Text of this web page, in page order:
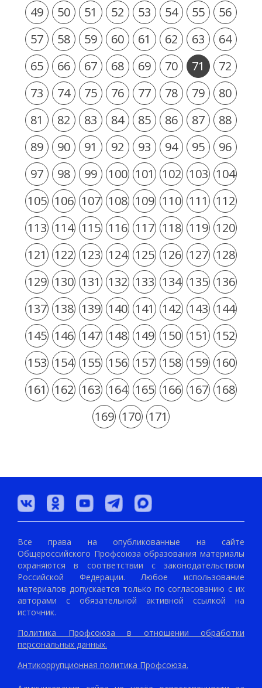
49
50 51 52 53 54 55
56
57
58 59 60 61 62 63
64
65
66 67 68 69 70 71
72
73
74 75 76 77 78 79
80
81
82 83 84 85 86 87
88
89
90 91 92 93 94 95
96
97
98 99 100 101 102 103 104
105 106 107 108 109 110 111 112
113 114 115 116 117 118 119 120
121 122 123 124 125 126 127 128
129 130 131 132 133 134 135 136
137 138 139 140 141 142 143 144
145 146 147 148 149 150 151 152
153 154 155 156 157 158 159 160
161 162 163 164 165 166 167 168
169 170 171
Все права на опубликованные на сайте
Общероссийского Профсоюза образования материалы
охраняются в соответствии с законодательством
Российской Федерации. Любое использование
материалов допускается только по согласованию с их
авторами с обязательной активной ссылкой на
источник.
Политика Профсоюза в отношении обработки
персональных данных.
Антикоррупционная политика Профсоюза.